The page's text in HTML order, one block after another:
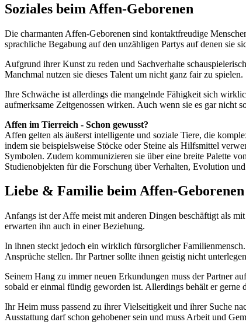
Soziales beim Affen-Geborenen
Die charmanten Affen-Geborenen sind kontaktfreudige
sprachliche Begabung auf den unzähligen Partys auf denen sie
Aufgrund ihrer Kunst zu reden und Sachverhalte
Manchmal nutzen sie dieses Talent um nicht ganz fair zu spielen.
Ihre Schwäche ist allerdings die mangelnde Fähigkeit sich
aufmerksame Zeitgenossen wirken. Auch wenn sie es gar nicht
Affen im Tierreich - Schon gewusst?
Affen gelten als äußerst intelligente und soziale Tiere, die
indem sie beispielsweise Stöcke oder Steine als Hilfsmittel
Symbolen. Zudem kommunizieren sie über eine breite Palette
Studienobjekten für die Forschung über Verhalten, Evolution
Liebe & Familie beim Affen-Geborenen
Anfangs ist der Affe meist mit anderen Dingen beschäftigt als
erwarten ihn auch in einer Beziehung.
In ihnen steckt jedoch ein wirklich fürsorglicher
Ansprüche stellen. Ihr Partner sollte ihnen geistig nicht
Seinem Hang zu immer neuen Erkundungen muss der Partner
sobald er einmal fündig geworden ist. Allerdings behält er gerne
Ihr Heim muss passend zu ihrer Vielseitigkeit und ihrer Suche
Ausstattung darf schon gehobener sein und muss Arbeit und